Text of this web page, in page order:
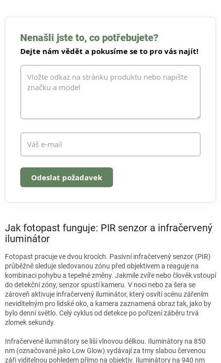
l
d
a
c
r
v
s
u
Nenašli jste to, co potřebujete?
Dejte nám vědět a pokusíme se to pro vás najít!
Odeslat požadavek
Jak fotopast funguje: PIR senzor a infračervený
iluminátor
Fotopast pracuje ve dvou krocích. Pasivní infračervený senzor (PIR)
průběžně sleduje sledovanou zónu před objektivem a reaguje na
kombinaci pohybu a tepelné změny. Jakmile zvíře nebo člověk vstoupí
do detekční zóny, senzor spustí kameru. V noci nebo za šera se
zároveň aktivuje infračervený iluminátor, který osvítí scénu zářením
neviditelným pro lidské oko, a kamera zaznamená obraz tak, jako by
bylo denní světlo. Celý cyklus od detekce po pořízení záběru trvá
zlomek sekundy.
Infračervené iluminátory se liší vlnovou délkou. Iluminátory na 850
nm (označované jako Low Glow) vydávají za tmy slabou červenou
záři viditelnou pohledem přímo na objektiv. Iluminátory na 940 nm